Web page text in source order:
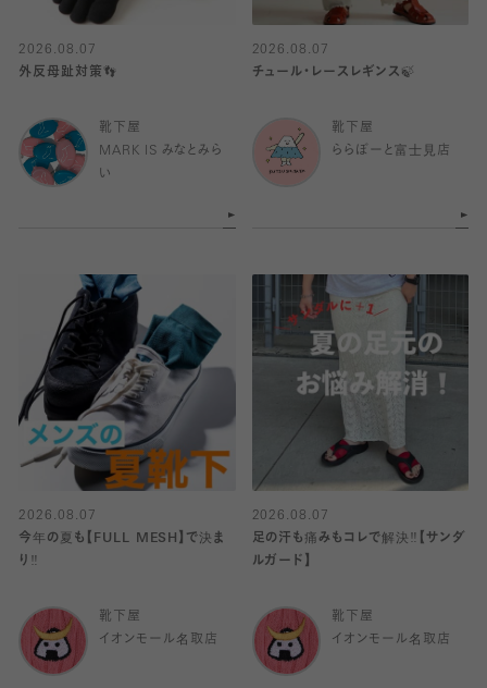
2026.08.07
外反母趾対策👣
靴下屋
MARK IS みなとみら
い
2026.08.07
チュール・レースレギンス🍃
靴下屋
ららぽーと富士見店
2026.08.07
今年の夏も【FULL MESH】で決ま
り️‼️
靴下屋
イオンモール名取店
2026.08.07
足の汗も痛みもコレで解決‼️【サンダ
ルガード】
靴下屋
イオンモール名取店